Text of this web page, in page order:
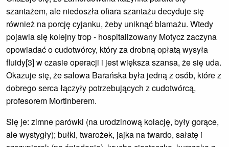
szantażem, ale niedoszła ofiara szantażu decyduje się
również na porcję cyjanku, żeby uniknąć blamażu. Wtedy
pojawia się kolejny trop - hospitalizowany Motycz zaczyna
opowiadać o cudotwórcy, który za drobną opłatą wysyła
fluidy[3] w czasie operacji i jest większa szansa, że się uda.
Okazuje się, że salowa Barańska była jedną z osób, które z
dobrego serca łączyły potrzebujących z cudotwórcą,
profesorem Mortinberem.
Się je: zimne parówki (na urodzinową kolację, były gorące,
ale wystygły); bułki, twarożek, jajka na twardo, sałatę i